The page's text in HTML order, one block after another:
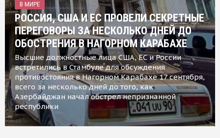
В МИРЕ
РОССИЯ, США И ЕС ПРОВЕЛИ СЕКРЕТНЫЕ
ПЕРЕГОВОРЫ ЗА НЕСКОЛЬКО ДНЕЙ ДО
ОБОСТРЕНИЯ В НАГОРНОМ КАРАБАХЕ
Высшие должностные лица США, ЕС и России
встретились в Стамбуле для обсуждения
противостояния в Нагорном Карабахе 17 сентября,
всего за несколько дней до того, как
Азербайджан начал обстрел непризнанной
республики